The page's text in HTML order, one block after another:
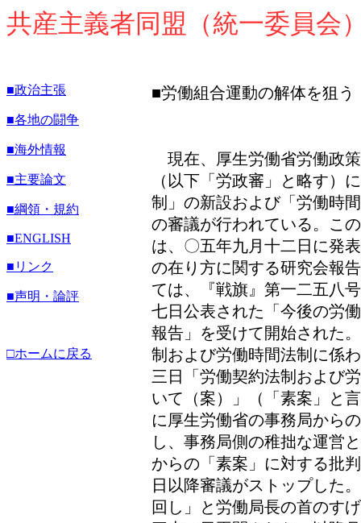
共産主義者同盟（統一委員会
■政治主張
■各地の闘争
■海外情報
■主要論文
■綱領・規約
■ENGLISH
■リンク
■声明・論評
□ホームに戻る
■労働組合運動の解体を狙
現在、厚生労働省労働政
（以下「労政審」と略す）
制」の新設および「労働時
の審議が行われている。こ
は、〇五年九月十二日に発
の在り方に関する研究会報
ては、『戦旗』第一二五八
七日公表された「今後の労
報告」を受けて開始された
制および労働時間法制に係
三日「労働契約法制および
いて（案）」（「素案」と
に厚生労働省の事務局から
し、事務局側の稚拙な運営
からの「素案」に対する批
日以降審議がストップした
回し」と労働局長の首のす